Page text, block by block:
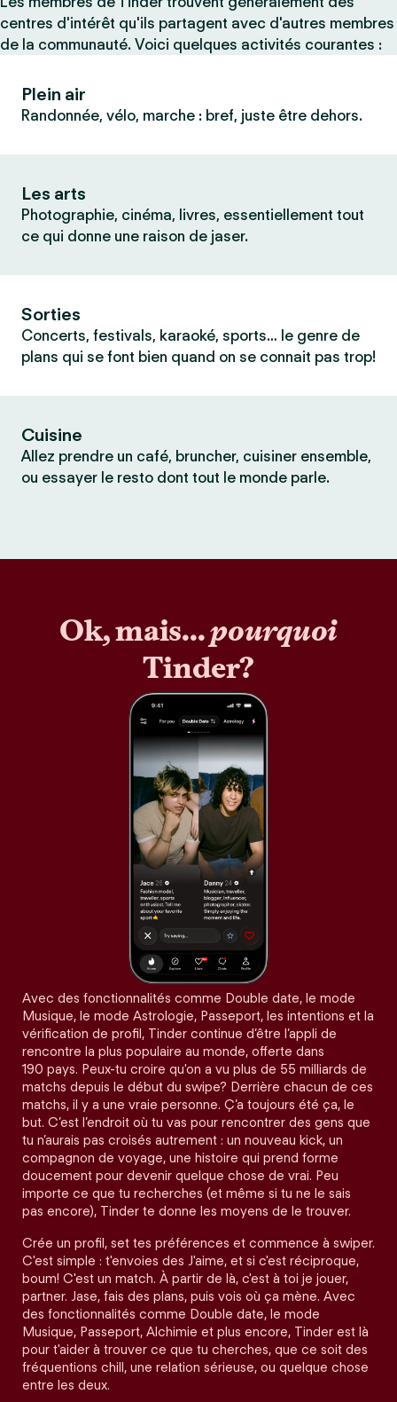
centres d'intérêt qu'ils partagent avec d'autres membres
de la communauté. Voici quelques activités courantes :
Plein air
Randonnée, vélo, marche : bref, juste être dehors.
Les arts
Photographie, cinéma, livres, essentiellement tout
ce qui donne une raison de jaser.
Sorties
Concerts, festivals, karaoké, sports… le genre de
plans qui se font bien quand on se connait pas trop!
Cuisine
Allez prendre un café, bruncher, cuisiner ensemble,
ou essayer le resto dont tout le monde parle.
Ok, mais...pourquoi
Tinder?
Avec des fonctionnalités comme Double date, le mode
Musique, le mode Astrologie, Passeport, les intentions et la
vérification de profil, Tinder continue d’être l’appli de
rencontre la plus populaire au monde, offerte dans
190 pays. Peux-tu croire qu'on a vu plus de 55 milliards de
matchs depuis le début du swipe? Derrière chacun de ces
matchs, il y a une vraie personne. Ç’a toujours été ça, le
but. C’est l’endroit où tu vas pour rencontrer des gens que
tu n’aurais pas croisés autrement : un nouveau kick, un
compagnon de voyage, une histoire qui prend forme
doucement pour devenir quelque chose de vrai. Peu
importe ce que tu recherches (et même si tu ne le sais
pas encore), Tinder te donne les moyens de le trouver.
Crée un profil, set tes préférences et commence à swiper.
C'est simple : t'envoies des J'aime, et si c'est réciproque,
boum! C'est un match. À partir de là, c'est à toi je jouer,
partner. Jase, fais des plans, puis vois où ça mène. Avec
des fonctionnalités comme Double date, le mode
Musique, Passeport, Alchimie et plus encore, Tinder est là
pour t'aider à trouver ce que tu cherches, que ce soit des
fréquentions chill, une relation sérieuse, ou quelque chose
entre les deux.